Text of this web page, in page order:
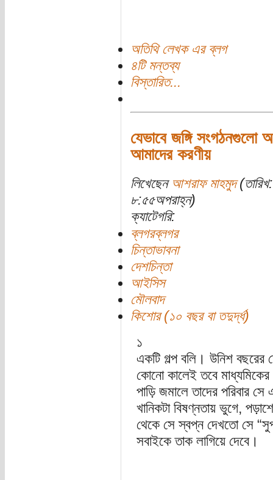
অতিথি লেখক এর ব্লগ
৪টি মন্তব্য
বিস্তারিত...
যেভাবে জঙ্গি সংগঠনগুলো
আমাদের করণীয়
লিখেছেন আশরাফ মাহমুদ
৮:৫৫অপরাহ্ন)
ক্যাটেগরি:
ব্লগরব্লগর
চিন্তাভাবনা
দেশচিন্তা
আইসিস
মৌলবাদ
কিশোর (১০ বছর বা তদুর্দ্ধ)
১
একটি গল্প বলি। উনিশ বছরের
কোনো কালেই তবে মাধ্যমিকের
পাড়ি জমালে তাদের পরিবার
খানিকটা বিষণ্নতায় ভুগে,
থেকে সে স্বপ্ন দেখতো সে
সবাইকে তাক লাগিয়ে দেবে।